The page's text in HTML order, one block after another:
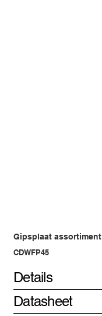
Gipsplaat assortiment
CDWFP45
Details
Datasheet